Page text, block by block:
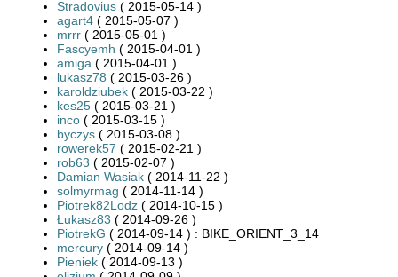
Stradovius ( 2015-05-14 )
agart4 ( 2015-05-07 )
mrrr ( 2015-05-01 )
Fascyemh ( 2015-04-01 )
amiga ( 2015-04-01 )
lukasz78 ( 2015-03-26 )
karoldziubek ( 2015-03-22 )
kes25 ( 2015-03-21 )
inco ( 2015-03-15 )
byczys ( 2015-03-08 )
rowerek57 ( 2015-02-21 )
rob63 ( 2015-02-07 )
Damian Wasiak ( 2014-11-22 )
solmyrmag ( 2014-11-14 )
Piotrek82Lodz ( 2014-10-15 )
Łukasz83 ( 2014-09-26 )
PiotrekG ( 2014-09-14 ) : BIKE_ORIENT_3_14
mercury ( 2014-09-14 )
Pieniek ( 2014-09-13 )